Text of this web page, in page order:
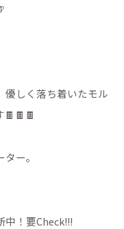
優しく落ち着いたモル
🍫🍫🍫
ー。
中！要Check!!!